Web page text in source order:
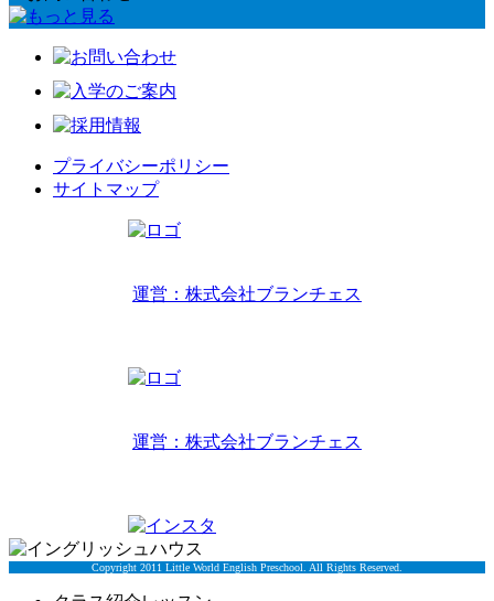
プライバシーポリシー
サイトマップ
運営：株式会社ブランチェス
運営：株式会社ブランチェス
Copyright 2011 Little World English Preschool. All Rights Reserved.